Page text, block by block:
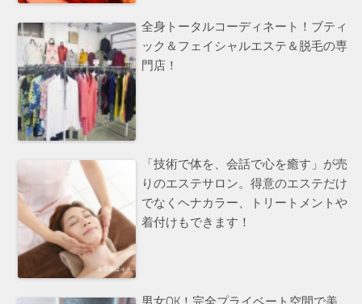
全身トータルコーディネート！ブティ
ック＆フェイシャルエステ＆脱毛の専
門店！
「技術で体を、会話で心を癒す」が売
りのエステサロン。得意のエステだけ
でなくヘナカラー、トリートメントや
着付けもできます！